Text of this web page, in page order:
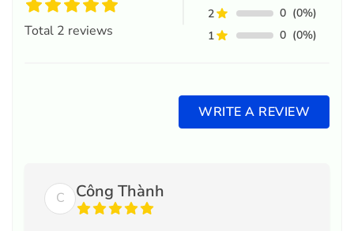
Total 2 reviews
2
0 (0%)
1
0 (0%)
WRITE A REVIEW
C Công Thành